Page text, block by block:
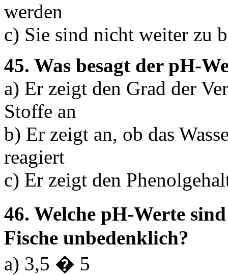
werden
c) Sie sind nicht weiter zu
45. Was besagt der pH-
a) Er zeigt den Grad der
Stoffe an
b) Er zeigt an, ob das
reagiert
c) Er zeigt den
46. Welche pH-Werte
Fische unbedenklich?
a) 3,5 � 5